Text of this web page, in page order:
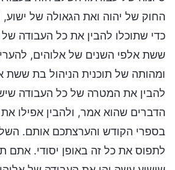
החוק של יהוה ואת הגאולה של ישוע,
כדי שתוכלו להבין את כל העבודה של
ששת אלפי השנים של אלוהים,
ומהותה של תוכנית הניהול בת ששת
להבין את המטרה של כל העבודה
הדברים שהוא אמר, ולהבין אפילו
בספרי הקודש והערצתכם אותם.
לתפוס את כל זה באופן יסודי. אתם